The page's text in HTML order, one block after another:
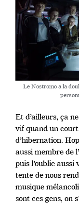
Le Nostromo a la
Et d’ailleurs, ça
vif quand un
d’hibernation.
aussi membre de
puis l’oublie
tente de nous
musique
sont ces gens, on